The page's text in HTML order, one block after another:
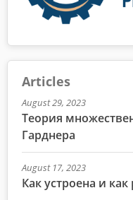
Articles
August 29, 2023
Теория
Гарднера
August 17, 2023
Как устроена и